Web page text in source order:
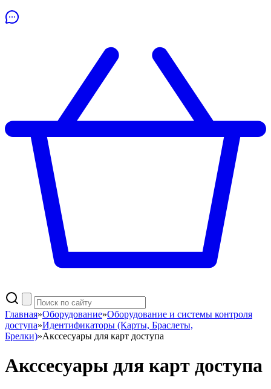
Главная»Оборудование»Оборудование и системы контроля
доступа»Идентификаторы (Карты, Браслеты,
Брелки)»Акссесуары для карт доступа
Акссесуары для карт доступа